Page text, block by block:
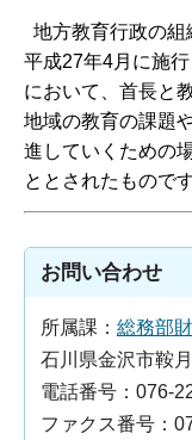
地方教育行政の組
平成27年4月に施
において、首長と
地域の教育の課題
進していくための
ととされたものです
お問い合わせ
所属課： 総務部
石川県金沢市鞍
電話番号：076-
ファクス番号：